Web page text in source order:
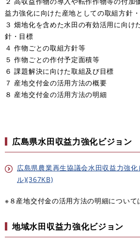
益力強化に向けた産地としての取組方針
３ 畑地化を含めた水田の有効活用に向け
針・目標
４ 作物ごとの取組方針等
５ 作物ごとの作付予定面積等
６ 課題解決に向けた取組及び目標
７ 産地交付金の活用方法の概要
８ 産地交付金の活用方法の明細
広島県水田収益力強化ビジョン
広島県農業再生協議会水田収益力強化
ル)(367KB)
※８産地交付金の活用方法の明細について
地域水田収益力強化ビジョン